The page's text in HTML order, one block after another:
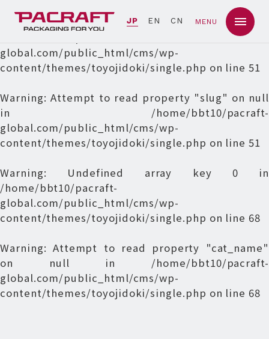
JP EN CN MENU
Warning: Undefined array key 0 in
global.com/public_html/cms/wp-
content/themes/toyojidoki/single.php on line51
Warning: Attempt to read property "slug" on null
in /home/bbt10/pacraft-
global.com/public_html/cms/wp-
content/themes/toyojidoki/single.php on line51
Warning: Undefined array key 0 in
/home/bbt10/pacraft-
global.com/public_html/cms/wp-
content/themes/toyojidoki/single.php on line 68
Warning: Attempt to read property "cat_name"
on null in /home/bbt10/pacraft-
global.com/public_html/cms/wp-
content/themes/toyojidoki/single.php on line 68